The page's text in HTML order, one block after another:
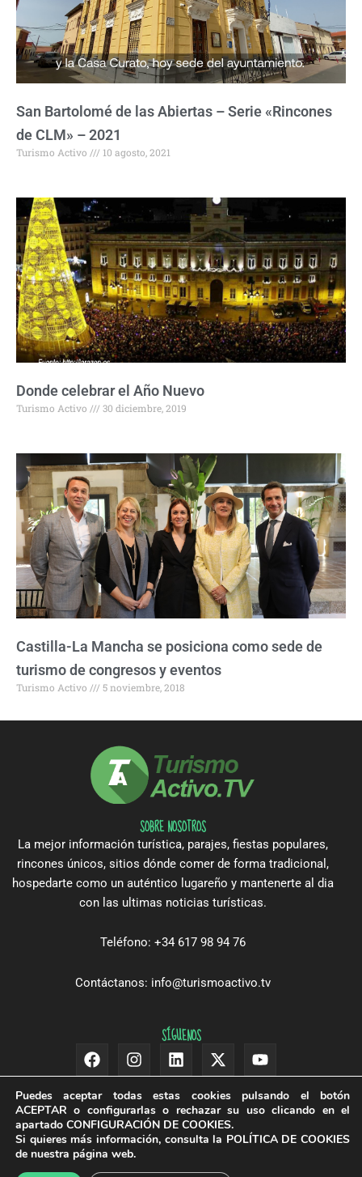
San Bartolomé de las Abiertas – Serie «Rincones
de CLM» – 2021
Turismo Activo 10 agosto, 2021
Donde celebrar el Año Nuevo
Turismo Activo 30 diciembre, 2019
Castilla-La Mancha se posiciona como sede de
turismo de congresos y eventos
Turismo Activo 5 noviembre, 2018
SOBRE NOSOTROS
La mejor información turística, parajes, fiestas populares,
rincones únicos, sitios dónde comer de forma tradicional,
hospedarte como un auténtico lugareño y mantenerte al dia
con las ultimas noticias turísticas.
Teléfono: +34 617 98 94 76
Contáctanos: info@turismoactivo.tv
SÍGUENOS
FacebookInstagramLinkedin
X-
twitter
Youtube
Puedes aceptar todas estas cookies pulsando el botón
ACEPTAR o configurarlas o rechazar su uso clicando en el
apartado CONFIGURACIÓN DE COOKIES.
Si quieres más información, consulta la POLÍTICA DE COOKIES
de nuestra página web.